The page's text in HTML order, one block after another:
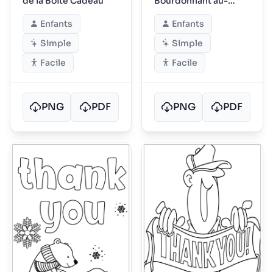
Enfants
Simple
Facile
PNG PDF
dessus d'une Fleur
Enfants
Simple
Facile
PNG PDF